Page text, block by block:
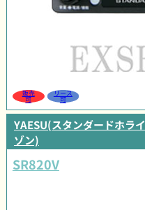
販売
可
リース
可
YAESU(スタンダードホライ
ゾン)
SR820V